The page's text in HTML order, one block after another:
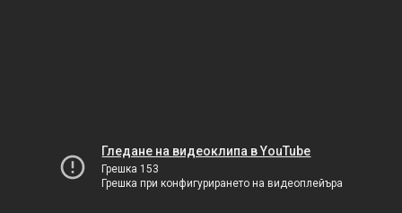
Гледане на видеоклипа в YouTube
Грешка 153
Грешка при конфигурирането на видеоплейъра